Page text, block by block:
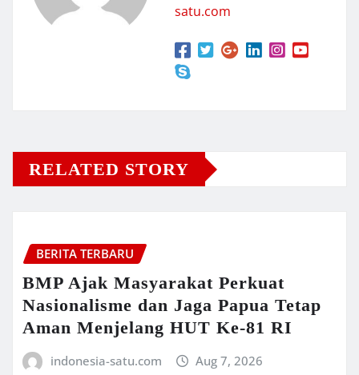
satu.com
RELATED STORY
BERITA TERBARU
BMP Ajak Masyarakat Perkuat
Nasionalisme dan Jaga Papua Tetap
Aman Menjelang HUT Ke-81 RI
indonesia-satu.com Aug 7, 2026